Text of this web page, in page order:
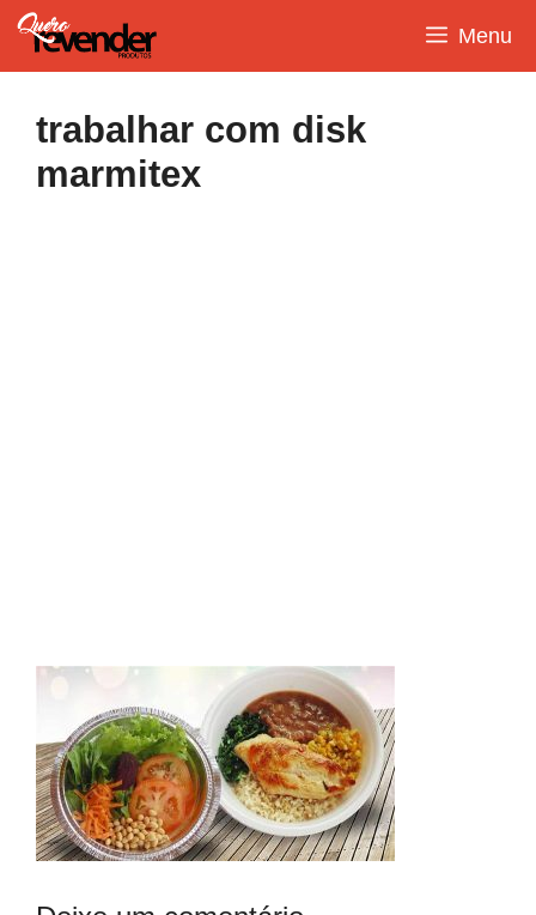
Pular
para
o
Menu
trabalhar com disk
marmitex